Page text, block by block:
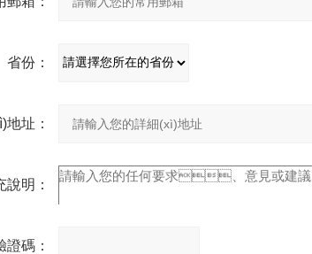
省份：
地址：
說明：
證碼：